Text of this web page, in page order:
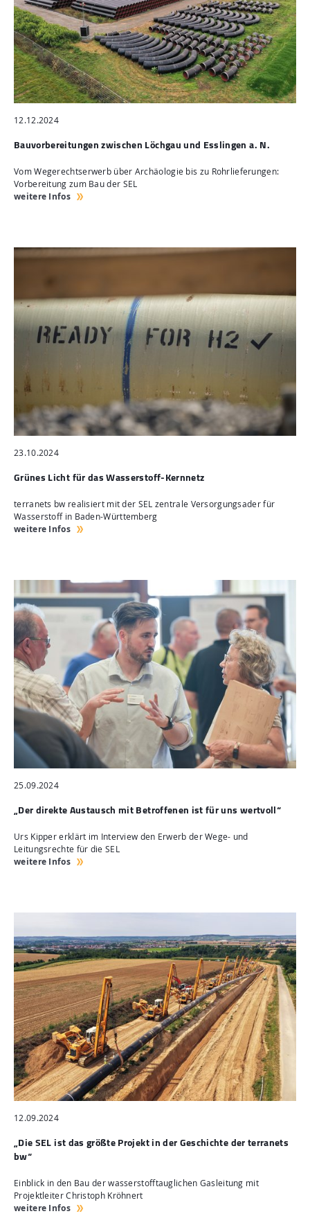
12.12.2024
Bauvorbereitungen zwischen Löchgau und Esslingen a. N.
Vom Wegerechtserwerb über Archäologie bis zu Rohrlieferungen:
Vorbereitung zum Bau der SEL
weitere Infos
23.10.2024
Grünes Licht für das Wasserstoff-Kernnetz
terranets bw realisiert mit der SEL zentrale Versorgungsader für
Wasserstoff in Baden-Württemberg
weitere Infos
25.09.2024
„Der direkte Austausch mit Betroffenen ist für uns wertvoll“
Urs Kipper erklärt im Interview den Erwerb der Wege- und
Leitungsrechte für die SEL
weitere Infos
12.09.2024
„Die SEL ist das größte Projekt in der Geschichte der terranets
bw“
Einblick in den Bau der wasserstofftauglichen Gasleitung mit
Projektleiter Christoph Kröhnert
weitere Infos